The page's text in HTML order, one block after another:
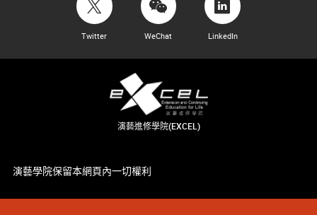
Twitter WeChat LinkedIn
演藝進修學院(EXCEL)
演藝學院保留本網頁內一切權利